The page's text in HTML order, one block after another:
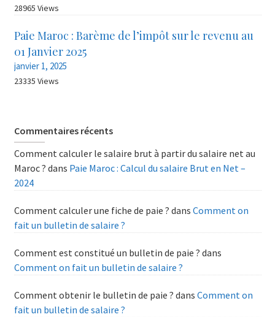
28965 Views
Paie Maroc : Barème de l’impôt sur le revenu au
01 Janvier 2025
janvier 1, 2025
23335 Views
Commentaires récents
Comment calculer le salaire brut à partir du salaire net au
Maroc ? dans Paie Maroc : Calcul du salaire Brut en Net –
2024
Comment calculer une fiche de paie ? dans Comment on
fait un bulletin de salaire ?
Comment est constitué un bulletin de paie ? dans
Comment on fait un bulletin de salaire ?
Comment obtenir le bulletin de paie ? dans Comment on
fait un bulletin de salaire ?